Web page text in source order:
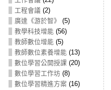
工程會議 (2)
廣達《游於智》
(5)
教學科技增能(56)
教師數位增能(5)
教師數位素養增能(13)
數位學習公開授課 (20)
數位學習工作坊(8)
數位學習精進方案 (16)